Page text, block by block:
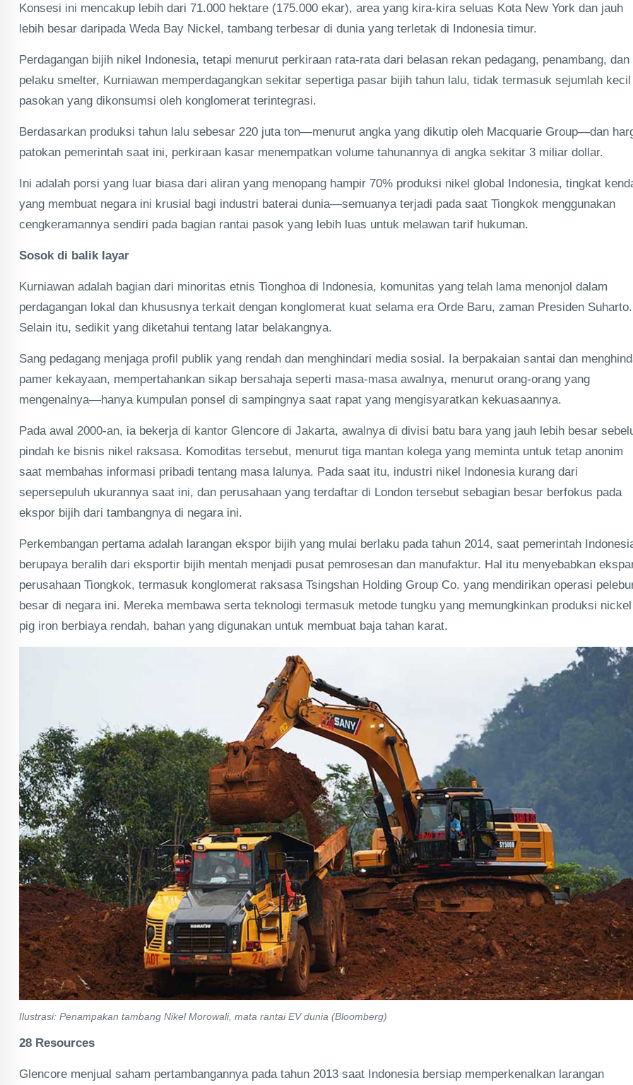
Konsesi ini mencakup lebih dari 71.000 hektare (175.000 ekar), area yang kira-kira seluas Kota New York dan jauh
lebih besar daripada Weda Bay Nickel, tambang terbesar di dunia yang terletak di Indonesia timur.
Perdagangan bijih nikel Indonesia, tetapi menurut perkiraan rata-rata dari belasan rekan pedagang, penambang, dan
pelaku smelter, Kurniawan memperdagangkan sekitar sepertiga pasar bijih tahun lalu, tidak termasuk sejumlah kecil
pasokan yang dikonsumsi oleh konglomerat terintegrasi.
Berdasarkan produksi tahun lalu sebesar 220 juta ton—menurut angka yang dikutip oleh Macquarie Group—dan
patokan pemerintah saat ini, perkiraan kasar menempatkan volume tahunannya di angka sekitar 3 miliar dollar.
Ini adalah porsi yang luar biasa dari aliran yang menopang hampir 70% produksi nikel global Indonesia, tingkat
yang membuat negara ini krusial bagi industri baterai dunia—semuanya terjadi pada saat Tiongkok menggunakan
cengkeramannya sendiri pada bagian rantai pasok yang lebih luas untuk melawan tarif hukuman.
Sosok di balik layar
Kurniawan adalah bagian dari minoritas etnis Tionghoa di Indonesia, komunitas yang telah lama menonjol dalam
perdagangan lokal dan khususnya terkait dengan konglomerat kuat selama era Orde Baru, zaman Presiden Suharto.
Selain itu, sedikit yang diketahui tentang latar belakangnya.
Sang pedagang menjaga profil publik yang rendah dan menghindari media sosial. Ia berpakaian santai dan
pamer kekayaan, mempertahankan sikap bersahaja seperti masa-masa awalnya, menurut orang-orang yang
mengenalnya—hanya kumpulan ponsel di sampingnya saat rapat yang mengisyaratkan kekuasaannya.
Pada awal 2000-an, ia bekerja di kantor Glencore di Jakarta, awalnya di divisi batu bara yang jauh lebih besar
pindah ke bisnis nikel raksasa. Komoditas tersebut, menurut tiga mantan kolega yang meminta untuk tetap anonim
saat membahas informasi pribadi tentang masa lalunya. Pada saat itu, industri nikel Indonesia kurang dari
sepersepuluh ukurannya saat ini, dan perusahaan yang terdaftar di London tersebut sebagian besar berfokus pada
ekspor bijih dari tambangnya di negara ini.
Perkembangan pertama adalah larangan ekspor bijih yang mulai berlaku pada tahun 2014, saat pemerintah
berupaya beralih dari eksportir bijih mentah menjadi pusat pemrosesan dan manufaktur. Hal itu menyebabkan
perusahaan Tiongkok, termasuk konglomerat raksasa Tsingshan Holding Group Co. yang mendirikan operasi
besar di negara ini. Mereka membawa serta teknologi termasuk metode tungku yang memungkinkan produksi nickel
pig iron berbiaya rendah, bahan yang digunakan untuk membuat baja tahan karat.
Ilustrasi: Penampakan tambang Nikel Morowali, mata rantai EV dunia (Bloomberg)
28 Resources
Glencore menjual saham pertambangannya pada tahun 2013 saat Indonesia bersiap memperkenalkan larangan